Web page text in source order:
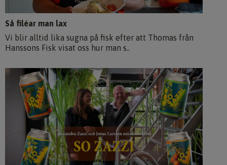
Så filéar man lax
Vi blir alltid lika sugna på fisk efter att Thomas från
Hanssons Fisk visat oss hur man s..